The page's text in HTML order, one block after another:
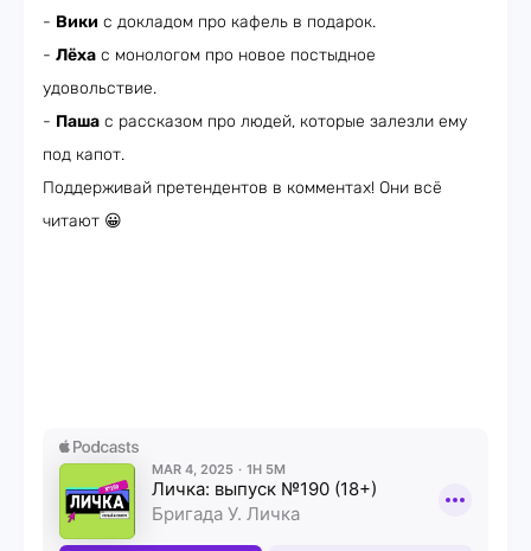
- Вики с докладом про кафель в подарок.
- Лёха с монологом про новое постыдное
удовольствие.
- Паша с рассказом про людей, которые залезли ему
под капот.
Поддерживай претендентов в комментах! Они всё
читают 😀